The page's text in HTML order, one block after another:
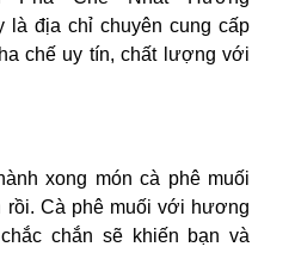
là địa chỉ chuyên cung cấp
chế uy tín, chất lượng với
xong món cà phê muối
rồi. Cà phê muối với hương
chắn sẽ khiến bạn và